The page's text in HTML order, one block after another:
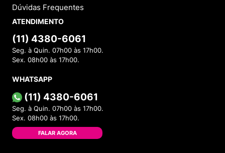
Dúvidas Frequentes
ATENDIMENTO
(11) 4380-6061
Seg. à Quin. 07h00 às 17h00.
Sex. 08h00 às 17h00.
WHATSAPP
(11) 4380-6061
Seg. à Quin. 07h00 às 17h00.
Sex. 08h00 às 17h00.
FALAR AGORA